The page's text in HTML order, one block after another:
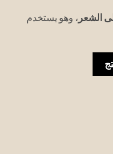
، وهو يستخدم